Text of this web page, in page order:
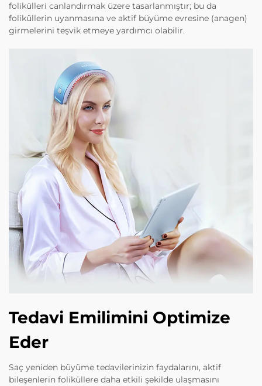
folikülleri canlandırmak üzere tasarlanmıştır; bu da
foliküllerin uyanmasına ve aktif büyüme evresine (anagen)
girmelerini teşvik etmeye yardımcı olabilir.
Tedavi Emilimini Optimize
Eder
Saç yeniden büyüme tedavilerinizin faydalarını, aktif
bileşenlerin foliküllere daha etkili şekilde ulaşmasını